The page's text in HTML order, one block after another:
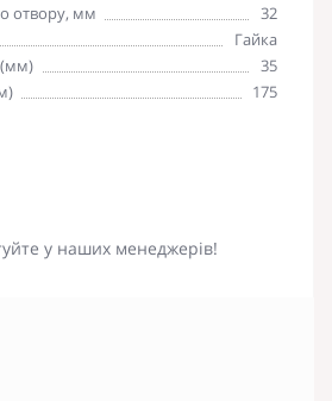
отвору, мм
32
Гайка
(мм)
35
175
у наших менеджерів!